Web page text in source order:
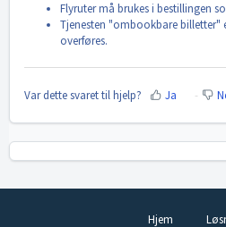
Flyruter må brukes i bestillingen
Tjenesten "ombookbare billetter"
overføres.
Var dette svaret til hjelp? Ja
Hjem